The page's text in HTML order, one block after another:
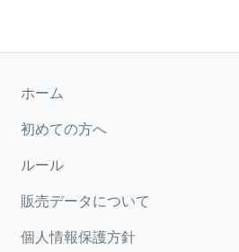
ホーム
初めての方へ
ルール
販売データについて
個人情報保護方針